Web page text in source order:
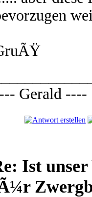
Gerald ----
Ist